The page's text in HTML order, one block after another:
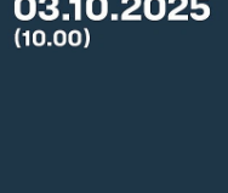
- 303 ворожі БпЛА типу